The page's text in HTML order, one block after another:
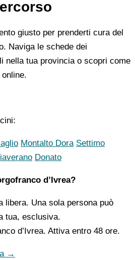
giusto per prenderti cura del
Naviga le schede dei
nella tua provincia o scopri come
Montalto Dora Settimo
Donato
d’Ivrea?
libera. Una sola persona può
tua, esclusiva.
d’Ivrea. Attiva entro 48 ore.
→